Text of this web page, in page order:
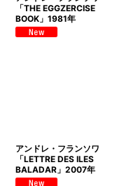
「THE EGGZERCISE
BOOK」1981年
アンドレ・フランソワ
「LETTRE DES ILES
BALADAR」2007年